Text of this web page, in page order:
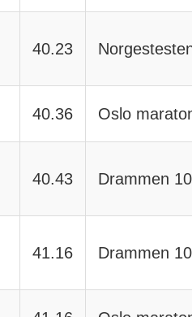
40.23
40.36 Oslo
40.43 Drammen
41.16 Drammen